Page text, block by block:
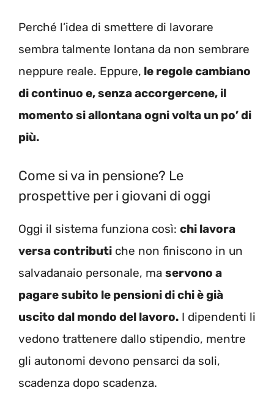
Perché l’idea di smettere di lavorare
sembra talmente lontana da non sembrare
neppure reale. Eppure, le regole cambiano
di continuo e, senza accorgercene, il
momento si allontana ogni volta un po’ di
più.
Come si va in pensione? Le
prospettive per i giovani di oggi
Oggi il sistema funziona così: chi lavora
versa contributi che non finiscono in un
salvadanaio personale, ma servono a
pagare subito le pensioni di chi è già
uscito dal mondo del lavoro. I dipendenti li
vedono trattenere dallo stipendio, mentre
gli autonomi devono pensarci da soli,
scadenza dopo scadenza.